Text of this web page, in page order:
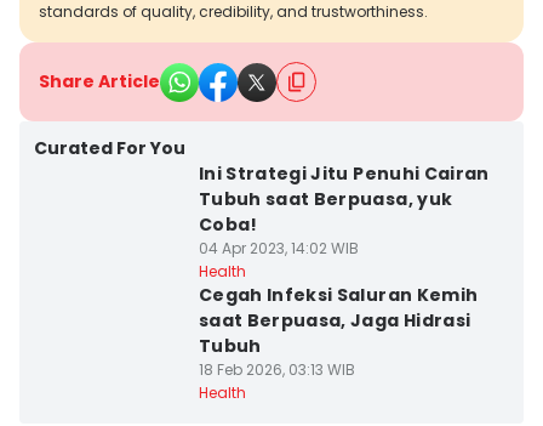
standards of quality, credibility, and trustworthiness.
Share Article
Curated For You
Ini Strategi Jitu Penuhi Cairan
Tubuh saat Berpuasa, yuk
Coba!
04 Apr 2023, 14:02 WIB
Health
Cegah Infeksi Saluran Kemih
saat Berpuasa, Jaga Hidrasi
Tubuh
18 Feb 2026, 03:13 WIB
Health